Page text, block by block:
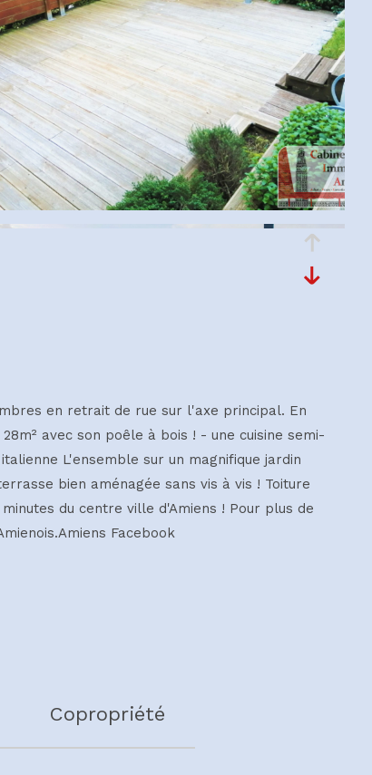
en retrait de rue sur l'axe principal. En
avec son poêle à bois ! - une cuisine semi-
L'ensemble sur un magnifique jardin
bien aménagée sans vis à vis ! Toiture
du centre ville d'Amiens ! Pour plus de
Facebook
Copropriété